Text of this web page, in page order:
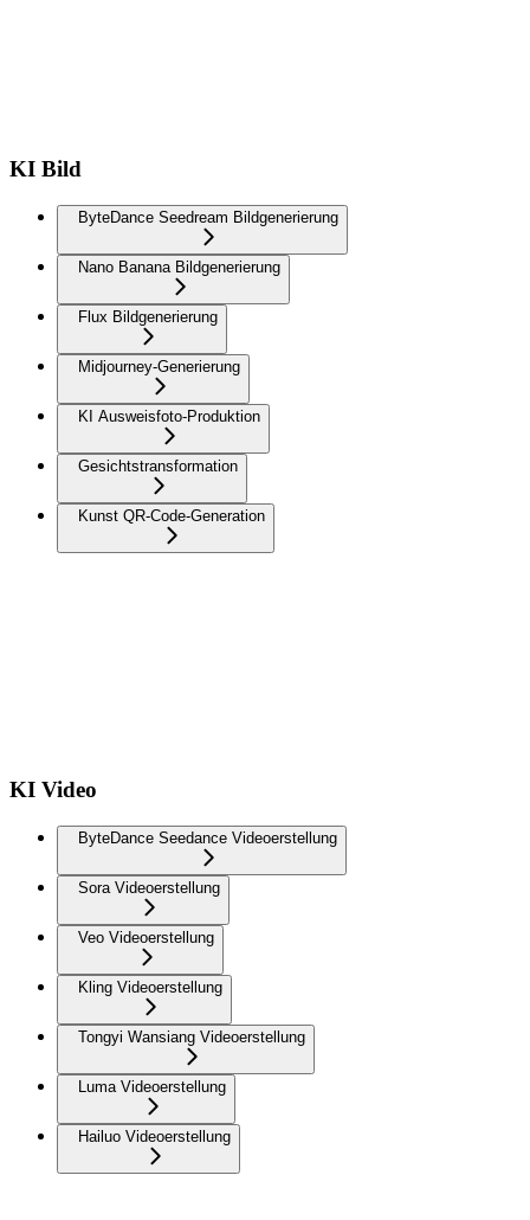
KI Bild
ByteDance Seedream Bildgenerierung
Nano Banana Bildgenerierung
Flux Bildgenerierung
Midjourney-Generierung
KI Ausweisfoto-Produktion
Gesichtstransformation
Kunst QR-Code-Generation
KI Video
ByteDance Seedance Videoerstellung
Sora Videoerstellung
Veo Videoerstellung
Kling Videoerstellung
Tongyi Wansiang Videoerstellung
Luma Videoerstellung
Hailuo Videoerstellung